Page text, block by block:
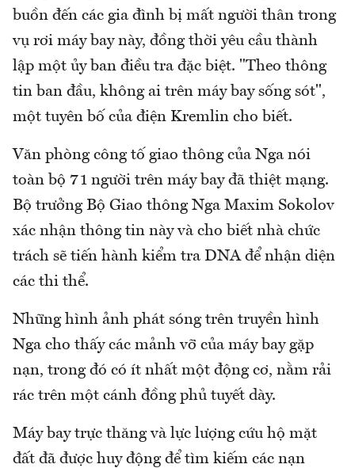
buồn đến các gia đình bị mất người thân trong
vụ rơi máy bay này, đồng thời yêu cầu thành
lập một ủy ban điều tra đặc biệt. "Theo thông
tin ban đầu, không ai trên máy bay sống sót",
một tuyên bố của điện Kremlin cho biết.
Văn phòng công tố giao thông của Nga nói
toàn bộ 71 người trên máy bay đã thiệt mạng.
Bộ trưởng Bộ Giao thông Nga Maxim Sokolov
xác nhận thông tin này và cho biết nhà chức
trách sẽ tiến hành kiểm tra DNA để nhận diện
các thi thể.
Những hình ảnh phát sóng trên truyền hình
Nga cho thấy các mảnh vỡ của máy bay gặp
nạn, trong đó có ít nhất một động cơ, nằm rải
rác trên một cánh đồng phủ tuyết dày.
Máy bay trực thăng và lực lượng cứu hộ mặt
đất đã được huy động để tìm kiếm các nạn